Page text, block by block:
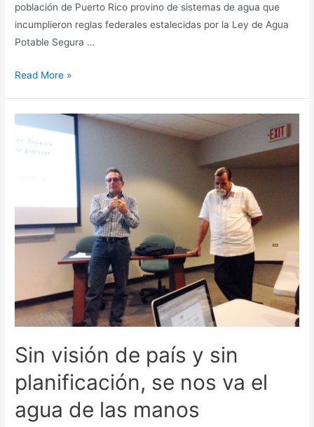
población de Puerto Rico provino de sistemas de agua que
incumplieron reglas federales estalecidas por la Ley de Agua
Potable Segura …
Reporte:
ciento
de
Rico
sistemas
de
potable
que
violaron
estándares
federales.
Read More »
Sin visión de país y sin
planificación, se nos va el
agua de las manos